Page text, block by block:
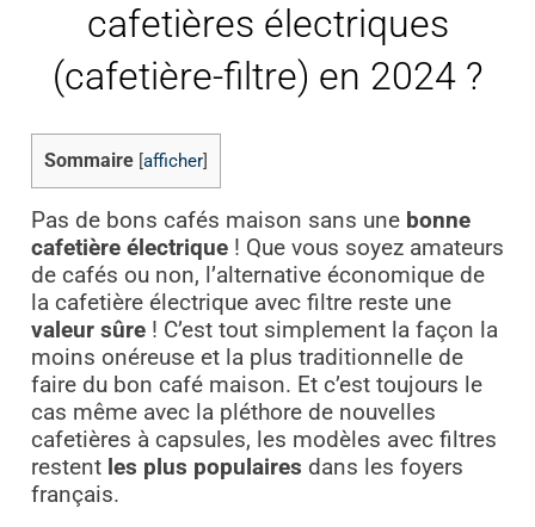
cafetières électriques
(cafetière-filtre) en 2024 ?
Sommaire afficher]
Pas de bons cafés maison sans une bonne
cafetière électrique! Que vous soyez amateurs
de cafés ou non, l’alternative économique de
la cafetière électrique avec filtre reste une
valeur sûre! C’est tout simplement la façon la
moins onéreuse et la plus traditionnelle de
faire du bon café maison. Et c’est toujours le
cas même avec la pléthore de nouvelles
cafetières à capsules, les modèles avec filtres
restent les plus populaires dans les foyers
français.